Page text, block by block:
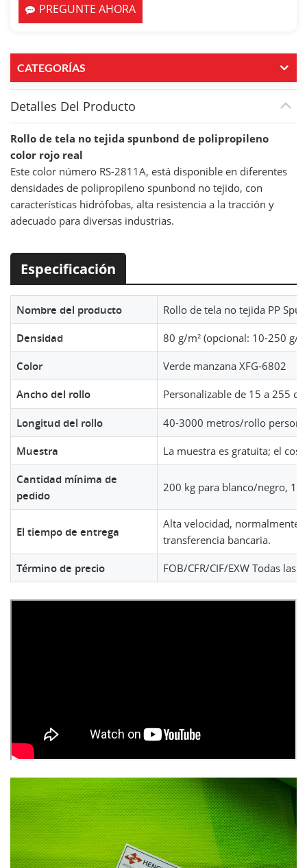
PREGUNTE AHORA
CATEGORÍAS
Detalles Del Producto
Rollo de tela no tejida spunbond de polipropileno
color rojo real
Este color número RS-2811A, está disponible en diferentes
densidades de polipropileno spunbond no tejido, con
características hidrófobas, alta resistencia a la tracción y
adecuado para diversas industrias.
Especificación
Nombre del producto Rollo de tela no tejida PP
Densidad 80 g/m² (opcional: 10-250 g/
Color Verde manzana XFG-6802
Ancho del rollo Personalizable de 15 a 255 cm
Longitud del rollo 40-3000 metros/rollo
Muestra La muestra es gratuita; el
Cantidad mínima de
pedido
200 kg para blanco/negro,
El tiempo de entrega
Alta velocidad, normalmente
transferencia bancaria.
Término de precio FOB/CFR/CIF/EXW Todas las